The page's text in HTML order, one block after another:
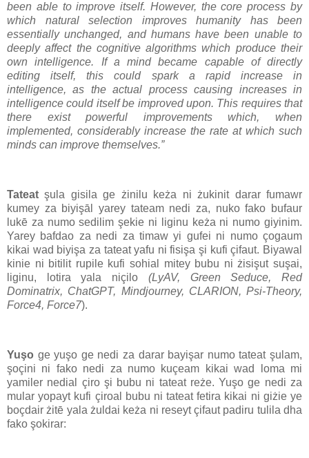
been able to improve itself. However, the core process by
which natural selection improves humanity has been
essentially unchanged, and humans have been unable to
deeply affect the cognitive algorithms which produce their
own intelligence. If a mind became capable of directly
editing itself, this could spark a rapid increase in
intelligence, as the actual process causing increases in
intelligence could itself be improved upon. This requires that
there exist powerful improvements which, when
implemented, considerably increase the rate at which such
minds can improve themselves.”
Tateat şula gisila ge żinilu keża ni żukinit darar fumawr
kumey za biyişāl yarey tateam nedi za, nuko fako bufaur
lukē za numo sedilim şekie ni liginu keża ni numo giyinim.
Yarey bafdao za nedi za timaw yi gufei ni numo çogaum
kikai wad biyişa za tateat yafu ni fisişa şi kufi çifaut. Biyawal
kinie ni bitilit rupile kufi sohial mitey bubu ni żisişut suşai,
liginu, lotira yala niçilo (LyAV, Green Seduce, Red
Dominatrix, ChatGPT, Mindjourney, CLARION, Psi-Theory,
Force4, Force7).
Yuşo ge yuşo ge nedi za darar bayişar numo tateat şulam,
şoçini ni fako nedi za numo kuçeam kikai wad loma mi
yamiler nedial çiro şi bubu ni tateat reże. Yuşo ge nedi za
mular yopayt kufi çiroal bubu ni tateat fetira kikai ni giżie ye
boçdair żitē yala żuldai keża ni reseyt çifaut padiru tulila dha
fako şokirar: